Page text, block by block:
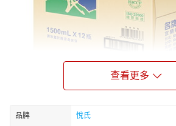
查看更多
品牌 悅氏